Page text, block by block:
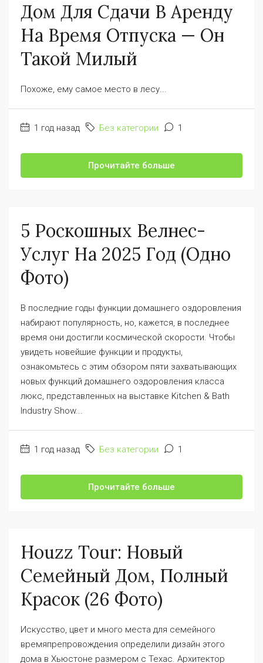
Дом Для Сдачи В Аренду
На Время Отпуска — Он
Такой Милый
Похоже, ему самое место в лесу...
1 год назад Без категории 1
Прочитайте больше
5 Роскошных Велнес-
Услуг На 2025 Год (одно
Фото)
В последние годы функции домашнего оздоровления
набирают популярность, но, кажется, в последнее
время они достигли космической скорости. Чтобы
увидеть новейшие функции и продукты,
ознакомьтесь с этим обзором пяти захватывающих
новых функций домашнего оздоровления класса
люкс, представленных на выставке Kitchen & Bath
Industry Show...
1 год назад Без категории 1
Прочитайте больше
Houzz Tour: Новый
Семейный Дом, Полный
Красок (26 Фото)
Искусство, цвет и много места для семейного
времяпрепровождения определили дизайн этого
дома в Хьюстоне размером с Техас. Архитектор